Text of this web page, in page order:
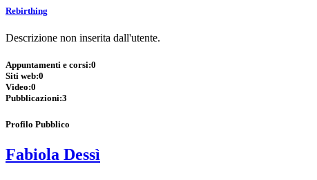
Rebirthing
Descrizione non inserita dall'utente.
Appuntamenti e corsi:0
Siti web:0
Video:0
Pubblicazioni:3
Profilo Pubblico
Fabiola Dessì